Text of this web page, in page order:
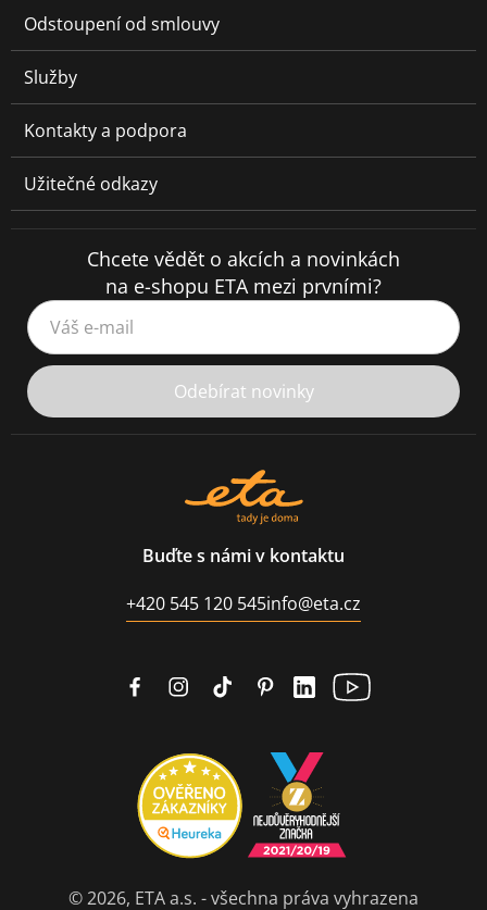
Odstoupení od smlouvy
Služby
Kontakty a podpora
Užitečné odkazy
Chcete vědět o akcích a novinkách
na e-shopu ETA mezi prvními?
Váš e-mail
Odebírat novinky
Buďte s námi v kontaktu
+420 545 120 545info@eta.cz
© 2026, ETA a.s. - všechna práva vyhrazena